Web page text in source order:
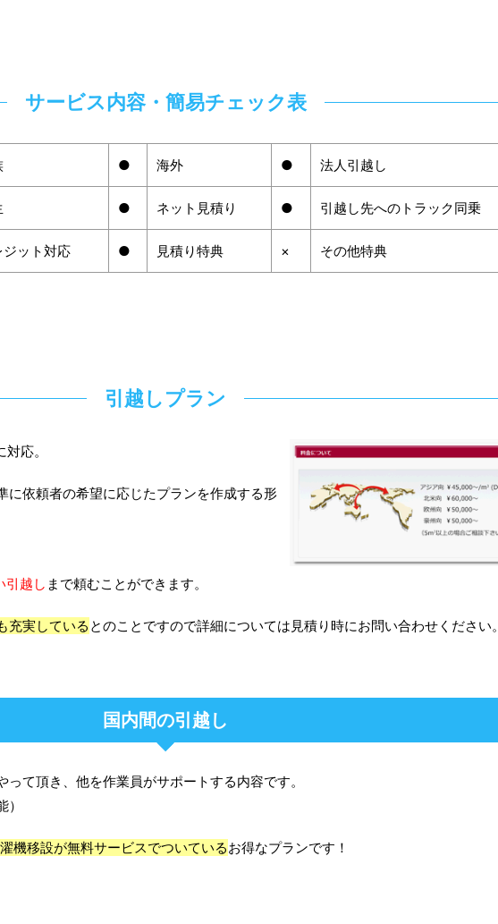
サービス内容・簡易チェック表
● 海外 ● 法人引越し
● ネット見積り ● 引越し先へのトラック同乗
ジット対応 ● 見積り特典 × その他特典
引越しプラン
応。
に依頼者の希望に応じたプランを作成する形
引越し まで頼むことができます。
充実している とのことですので詳細については見積り時にお問い合わせください。
国内間の引越し
て頂き、他を作業員がサポートする内容です。
機移設が無料サービスでついているお得なプランです！